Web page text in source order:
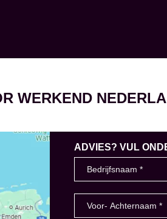
WERKEND
ADVIES? VUL